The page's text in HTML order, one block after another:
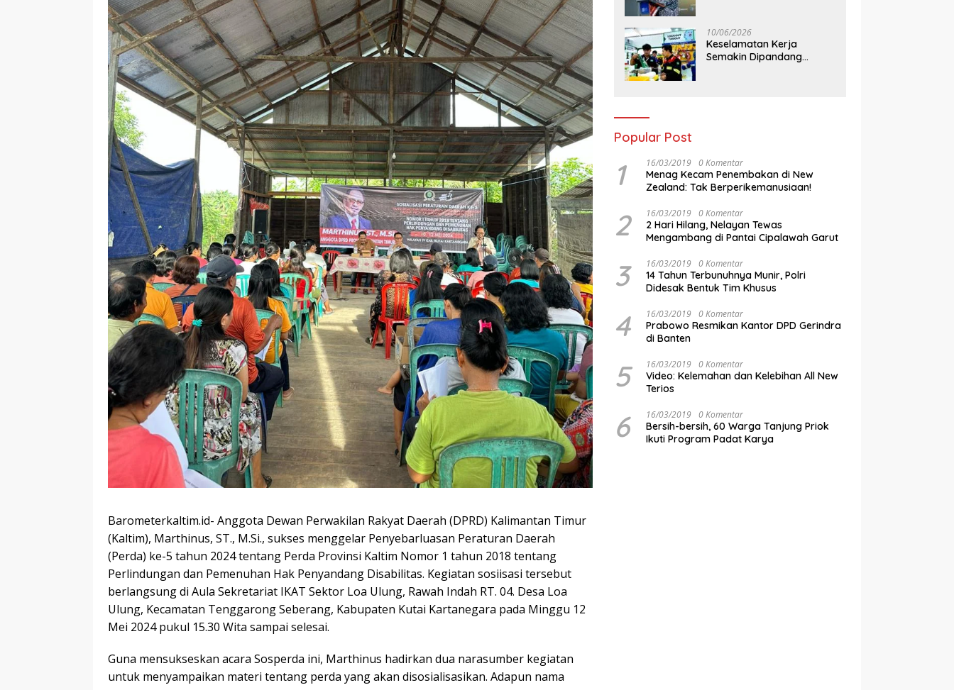
Barometerkaltim.id- Anggota Dewan Perwakilan Rakyat Daerah (DPRD) Kalimantan Timur
(Kaltim), Marthinus, ST., M.Si., sukses menggelar Penyebarluasan Peraturan Daerah
(Perda) ke-5 tahun 2024 tentang Perda Provinsi Kaltim Nomor 1 tahun 2018 tentang
Perlindungan dan Pemenuhan Hak Penyandang Disabilitas. Kegiatan sosiisasi tersebut
berlangsung di Aula Sekretariat IKAT Sektor Loa Ulung, Rawah Indah RT. 04. Desa Loa
Ulung, Kecamatan Tenggarong Seberang, Kabupaten Kutai Kartanegara pada Minggu 12
Mei 2024 pukul 15.30 Wita sampai selesai.
Guna mensukseskan acara Sosperda ini, Marthinus hadirkan dua narasumber kegiatan
untuk menyampaikan materi tentang perda yang akan disosialisasikan. Adapun nama
Balikpapan
10/06/2026
Keselamatan Kerja
Semakin Dipandang
Popular Post
1 16/03/2019 0 Komentar
Menag Kecam Penembakan di New
Zealand: Tak Berperikemanusiaan!
2 16/03/2019 0 Komentar
2 Hari Hilang, Nelayan Tewas
Mengambang di Pantai Cipalawah Garut
3 16/03/2019 0 Komentar
14 Tahun Terbunuhnya Munir, Polri
Didesak Bentuk Tim Khusus
4 16/03/2019 0 Komentar
Prabowo Resmikan Kantor DPD Gerindra
di Banten
5 16/03/2019 0 Komentar
Video: Kelemahan dan Kelebihan All New
Terios
6 16/03/2019 0 Komentar
Bersih-bersih, 60 Warga Tanjung Priok
Ikuti Program Padat Karya